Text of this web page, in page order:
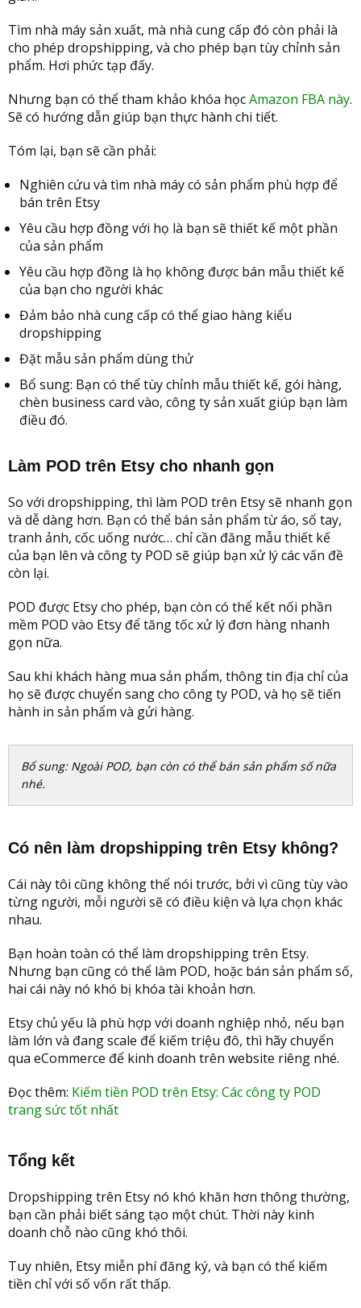
Tìm nhà máy sản xuất, mà nhà cung cấp đó còn phải là
cho phép dropshipping, và cho phép bạn tùy chỉnh sản
phẩm. Hơi phức tạp đấy.
Nhưng bạn có thể tham khảo khóa họcAmazon FBA này.
Sẽ có hướng dẫn giúp bạn thực hành chi tiết.
Tóm lại, bạn sẽ cần phải:
Nghiên cứu và tìm nhà máy có sản phẩm phù hợp để
bán trên Etsy
Yêu cầu hợp đồng với họ là bạn sẽ thiết kế một phần
của sản phẩm
Yêu cầu hợp đồng là họ không được bán mẫu thiết kế
của bạn cho người khác
Đảm bảo nhà cung cấp có thể giao hàng kiểu
dropshipping
Đặt mẫu sản phẩm dùng thử
Bổ sung: Bạn có thể tùy chỉnh mẫu thiết kế, gói hàng,
chèn business card vào, công ty sản xuất giúp bạn làm
điều đó.
Làm POD trên Etsy cho nhanh gọn
So với dropshipping, thì làm POD trên Etsy sẽ nhanh gọn
và dễ dàng hơn. Bạn có thể bán sản phẩm từ áo, sổ tay,
tranh ảnh, cốc uống nước… chỉ cần đăng mẫu thiết kế
của bạn lên và công ty POD sẽ giúp bạn xử lý các vấn đề
còn lại.
POD được Etsy cho phép, bạn còn có thể kết nối phần
mềm POD vào Etsy để tăng tốc xử lý đơn hàng nhanh
gọn nữa.
Sau khi khách hàng mua sản phẩm, thông tin địa chỉ của
họ sẽ được chuyển sang cho công ty POD, và họ sẽ tiến
hành in sản phẩm và gửi hàng.
Bổ sung: Ngoài POD, bạn còn có thể bán sản phẩm số nữa
nhé.
Có nên làm dropshipping trên Etsy không?
Cái này tôi cũng không thể nói trước, bởi vì cũng tùy vào
từng người, mỗi người sẽ có điều kiện và lựa chọn khác
nhau.
Bạn hoàn toàn có thể làm dropshipping trên Etsy.
Nhưng bạn cũng có thể làm POD, hoặc bán sản phẩm số,
hai cái này nó khó bị khóa tài khoản hơn.
Etsy chủ yếu là phù hợp với doanh nghiệp nhỏ, nếu bạn
làm lớn và đang scale để kiếm triệu đô, thì hãy chuyển
qua eCommerce để kinh doanh trên website riêng nhé.
Đọc thêm: Kiếm tiền POD trên Etsy: Các công ty POD
trang sức tốt nhất
Tổng kết
Dropshipping trên Etsy nó khó khăn hơn thông thường,
bạn cần phải biết sáng tạo một chút. Thời này kinh
doanh chỗ nào cũng khó thôi.
Tuy nhiên, Etsy miễn phí đăng ký, và bạn có thể kiếm
tiền chỉ với số vốn rất thấp.